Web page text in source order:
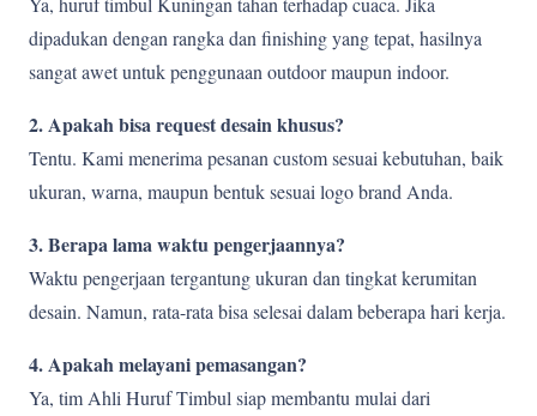
dipadukan dengan rangka dan finishing yang tepat, hasilnya
sangat awet untuk penggunaan outdoor maupun indoor.
2. Apakah bisa request desain khusus?
Tentu. Kami menerima pesanan custom sesuai kebutuhan, baik
ukuran, warna, maupun bentuk sesuai logo brand Anda.
3. Berapa lama waktu pengerjaannya?
Waktu pengerjaan tergantung ukuran dan tingkat kerumitan
desain. Namun, rata-rata bisa selesai dalam beberapa hari kerja.
4. Apakah melayani pemasangan?
Ya, tim Ahli Huruf Timbul siap membantu mulai dari